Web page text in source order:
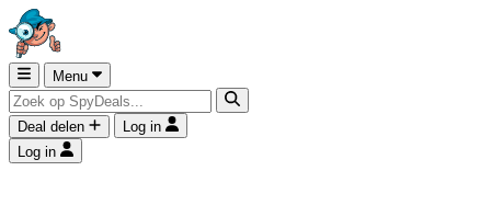
Menu
Deal delen
Log in
Log in